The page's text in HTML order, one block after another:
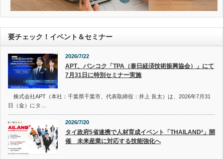
要チェック！イベント＆セミナー
2026/7/22
APT、バンコク「TPA（泰日経済技術振興協会）」にて
7月31日に特別セミナー実施
株式会社APT（本社：千葉県千葉市、代表取締役：井上 良太）は、2026年7月31
日（金）にタ…
2026/7/20
タイ政府5省連携で人材育成イベント「THAILAND²」開
催 未来産業に対応する技能強化へ